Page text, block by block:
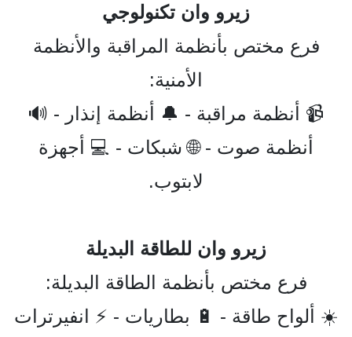
زيرو وان تكنولوجي
فرع مختص بأنظمة المراقبة والأنظمة
الأمنية:
📹 أنظمة مراقبة - 🔔 أنظمة إنذار - 🔊
أنظمة صوت - 🌐 شبكات - 💻 أجهزة
لابتوب.
زيرو وان للطاقة البديلة
فرع مختص بأنظمة الطاقة البديلة:
☀️ ألواح طاقة - 🔋 بطاريات - ⚡ انفيرترات